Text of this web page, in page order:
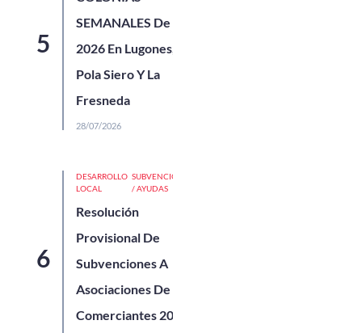
SEMANALES De SIERO
2026 En Lugones, La
Pola Siero Y La
Fresneda
28/07/2026
DESARROLLO
LOCAL
SUBVENCIONES
/ AYUDAS
Resolución
Provisional De
Subvenciones A
Asociaciones De
Comerciantes 2026